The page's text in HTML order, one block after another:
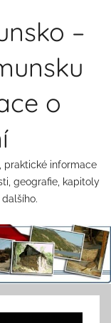
–
o
praktické informace
geografie, kapitoly